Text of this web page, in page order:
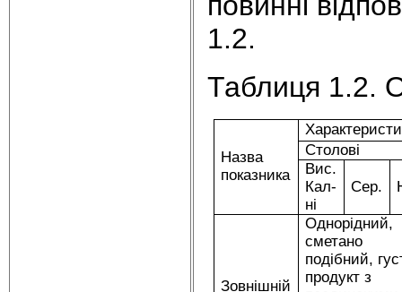
1.2.
Таблиця 1.2.
Назва
показника
Столові
Вис.
Кал-
ні
Сер.
Зовнішній
Однорідний,
сметано
подібний,
продукт з